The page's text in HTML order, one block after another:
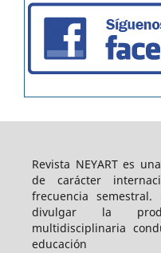
Revista NEYART es
de carácter
frecuencia semestral.
divulgar la
multidisciplinaria
educación